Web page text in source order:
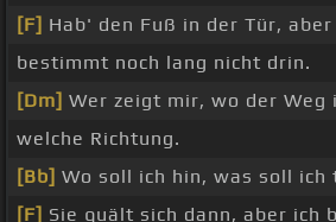
[F] Hab' den Fuß in der Tür, aber
bestimmt noch lang nicht drin.
[Dm] Wer zeigt mir, wo der Weg
welche Richtung.
[Bb] Wo soll ich hin, was soll ich
[F] Sie quält sich dann, aber ich